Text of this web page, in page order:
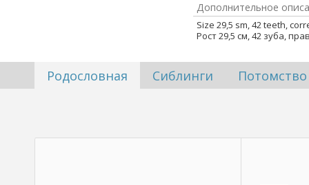
Дополнительное
Size 29,5 sm, 42 teeth,
Рост 29,5 см, 42 зуба,
Родословная Сиблинги Потомство